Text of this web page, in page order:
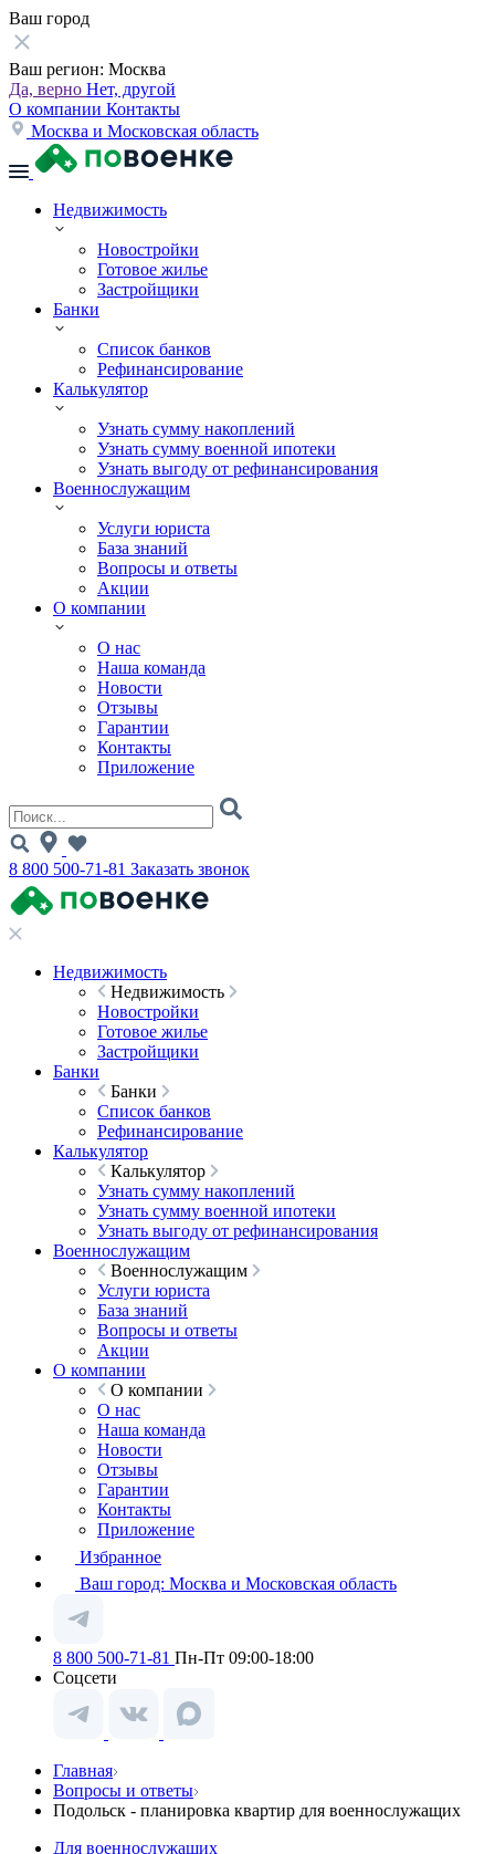
Ваш город
Ваш регион: Москва
Да, верно Нет, другой
О компании Контакты
Москва и Московская область
Недвижимость
Новостройки
Готовое жилье
Застройщики
Банки
Список банков
Рефинансирование
Калькулятор
Узнать сумму накоплений
Узнать сумму военной ипотеки
Узнать выгоду от рефинансирования
Военнослужащим
Услуги юриста
База знаний
Вопросы и ответы
Акции
О компании
О нас
Наша команда
Новости
Отзывы
Гарантии
Контакты
Приложение
8 800 500-71-81 Заказать звонок
Недвижимость
Недвижимость
Новостройки
Готовое жилье
Застройщики
Банки
Банки
Список банков
Рефинансирование
Калькулятор
Калькулятор
Узнать сумму накоплений
Узнать сумму военной ипотеки
Узнать выгоду от рефинансирования
Военнослужащим
Военнослужащим
Услуги юриста
База знаний
Вопросы и ответы
Акции
О компании
О компании
О нас
Наша команда
Новости
Отзывы
Гарантии
Контакты
Приложение
Избранное
Ваш город: Москва и Московская область
8 800 500-71-81 Пн-Пт 09:00-18:00
Соцсети
Главная
Вопросы и ответы
Подольск - планировка квартир для военнослужащих
Для военнослужащих